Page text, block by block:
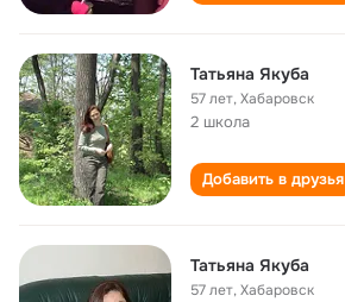
Татьяна Якуба
57 лет,Хабаровск
2 школа
Добавить в друзья
Татьяна Якуба
57 лет,Хабаровск